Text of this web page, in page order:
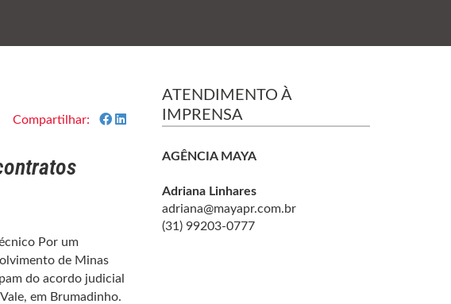
Compartilhar:
Por um
de Minas
do acordo judicial
em Brumadinho.
ATENDIMENTO À
IMPRENSA
AGÊNCIA MAYA
Adriana Linhares
adriana@mayapr.com.br
(31) 99203-0777